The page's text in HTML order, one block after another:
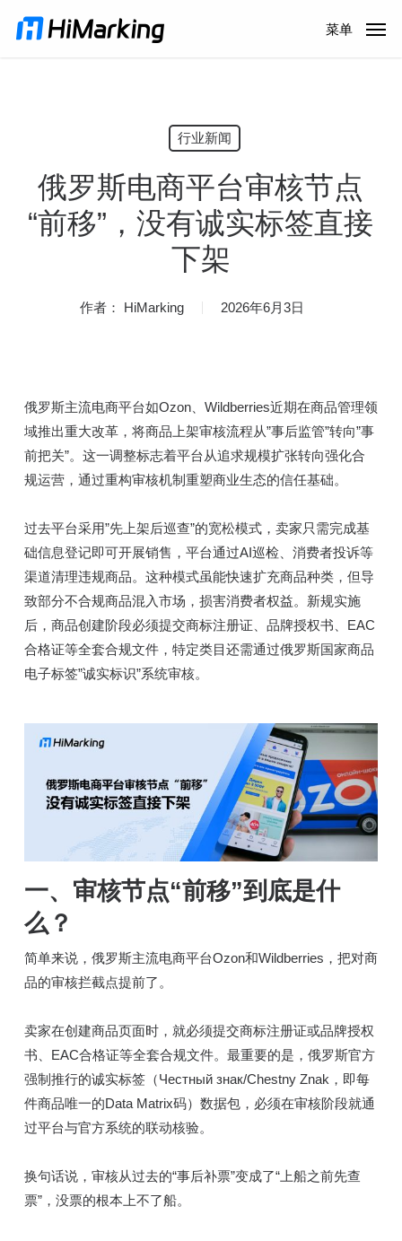
菜单
行业新闻
俄罗斯电商平台审核节点
“前移”，没有诚实标签直接
下架
作者： HiMarking 2026年6月3日
俄罗斯主流电商平台如Ozon、Wildberries近期在商品管理领
域推出重大改革，将商品上架审核流程从”事后监管”转向”事
前把关”。这一调整标志着平台从追求规模扩张转向强化合
规运营，通过重构审核机制重塑商业生态的信任基础。
过去平台采用”先上架后巡查”的宽松模式，卖家只需完成基
础信息登记即可开展销售，平台通过AI巡检、消费者投诉等
渠道清理违规商品。这种模式虽能快速扩充商品种类，但导
致部分不合规商品混入市场，损害消费者权益。新规实施
后，商品创建阶段必须提交商标注册证、品牌授权书、EAC
合格证等全套合规文件，特定类目还需通过俄罗斯国家商品
电子标签”诚实标识”系统审核。
一、审核节点“前移”到底是什
么？
简单来说，俄罗斯主流电商平台Ozon和Wildberries，把对商
品的审核拦截点提前了。
卖家在创建商品页面时，就必须提交商标注册证或品牌授权
书、EAC合格证等全套合规文件。最重要的是，俄罗斯官方
强制推行的诚实标签（Честный знак/Chestny Znak，即每
件商品唯一的Data Matrix码）数据包，必须在审核阶段就通
过平台与官方系统的联动核验。
换句话说，审核从过去的“事后补票”变成了“上船之前先查
票”，没票的根本上不了船。